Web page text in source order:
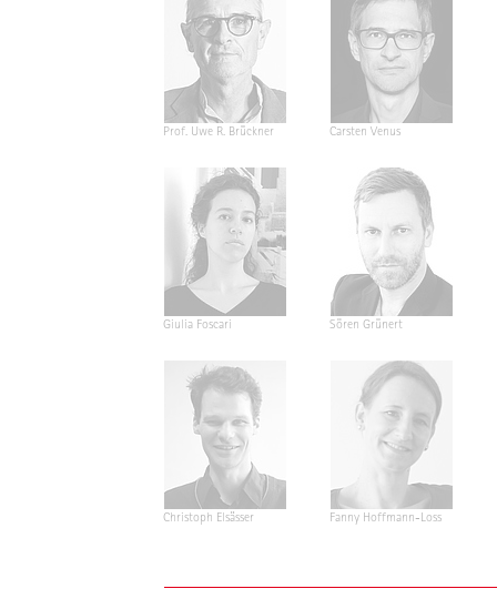
Prof. Uwe R. Brückner Carsten Venus
Giulia Foscari Sören Grünert
Christoph Elsässer Fanny Hoffmann-Loss